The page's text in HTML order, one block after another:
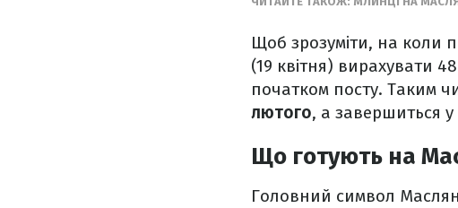
Щоб зрозуміти, на коли
(19 квітня) вирахувати
початком посту. Таким
лютого, а завершиться у
Що готують на
Головний символ